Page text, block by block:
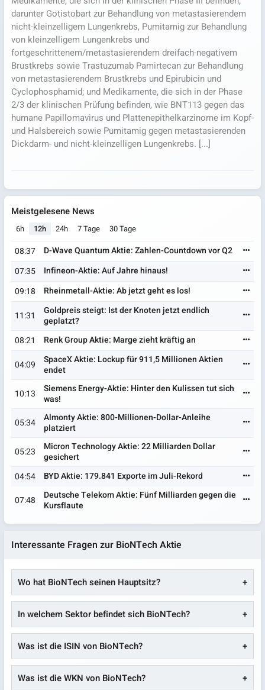
darunter Gotistobart zur Behandlung von metastasierendem
nicht-kleinzelligem Lungenkrebs, Pumitamig zur Behandlung
von kleinzelligem Lungenkrebs und
fortgeschrittenem/metastasierendem dreifach-negativem
Brustkrebs sowie Trastuzumab Pamirtecan zur Behandlung
von metastasierendem Brustkrebs und Epirubicin und
Cyclophosphamid; und Medikamente, die sich in der Phase
2/3 der klinischen Prüfung befinden, wie BNT113 gegen das
humane Papillomavirus und Plattenepithelkarzinome im Kopf-
und Halsbereich sowie Pumitamig gegen metastasierenden
Dickdarm- und nicht-kleinzelligen Lungenkrebs. [...]
Meistgelesene News
6h 12h 24h 7 Tage 30 Tage
08:37
D-Wave Quantum Aktie: Zahlen-Countdown vor Q2
07:35
Infineon-Aktie: Auf Jahre hinaus!
09:18
Rheinmetall-Aktie: Ab jetzt geht es los!
11:31
Goldpreis steigt: Ist der Knoten jetzt endlich
geplatzt?
08:21
Renk Group Aktie: Marge zieht kräftig an
04:09
SpaceX Aktie: Lockup für 911,5 Millionen Aktien
endet
10:13
Siemens Energy-Aktie: Hinter den Kulissen tut sich
was!
05:34
Almonty Aktie: 800-Millionen-Dollar-Anleihe
platziert
05:23
Micron Technology Aktie: 22 Milliarden Dollar
gesichert
04:54
BYD Aktie: 179.841 Exporte im Juli-Rekord
07:48
Deutsche Telekom Aktie: Fünf Milliarden gegen die
Kursflaute
Interessante Fragen zur BioNTech Aktie
Wo hat BioNTech seinen Hauptsitz?
In welchem Sektor befindet sich BioNTech?
Was ist die ISIN von BioNTech?
Was ist die WKN von BioNTech?